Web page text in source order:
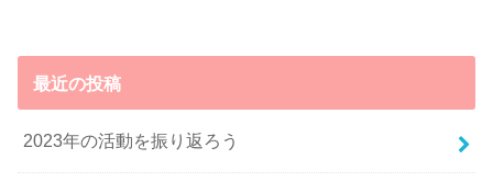
最近の投稿
2023年の活動を振り返ろう